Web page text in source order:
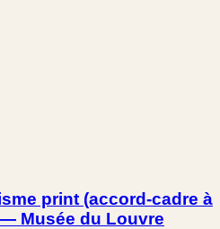
print (accord-cadre à
Musée du Louvre